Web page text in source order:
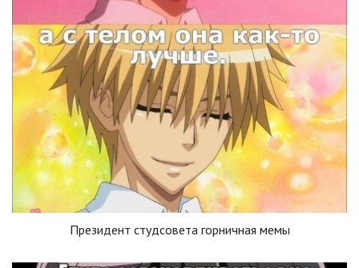
Президент студсовета горничная мемы